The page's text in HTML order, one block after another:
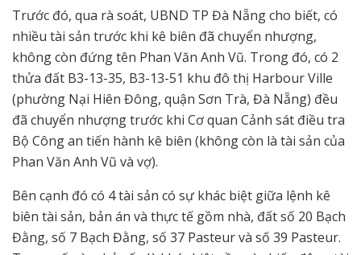
Trước đó, qua rà soát, UBND TP Đà Nẵng cho biết, có
nhiều tài sản trước khi kê biên đã chuyển nhượng,
không còn đứng tên Phan Văn Anh Vũ. Trong đó, có 2
thửa đất B3-13-35, B3-13-51 khu đô thị Harbour Ville
(phường Nại Hiên Đông, quận Sơn Trà, Đà Nẵng) đều
đã chuyển nhượng trước khi Cơ quan Cảnh sát điều tra
Bộ Công an tiến hành kê biên (không còn là tài sản của
Phan Văn Anh Vũ và vợ).
Bên cạnh đó có 4 tài sản có sự khác biệt giữa lệnh kê
biên tài sản, bản án và thực tế gồm nhà, đất số 20 Bạch
Đằng, số 7 Bạch Đằng, số 37 Pasteur và số 39 Pasteur.